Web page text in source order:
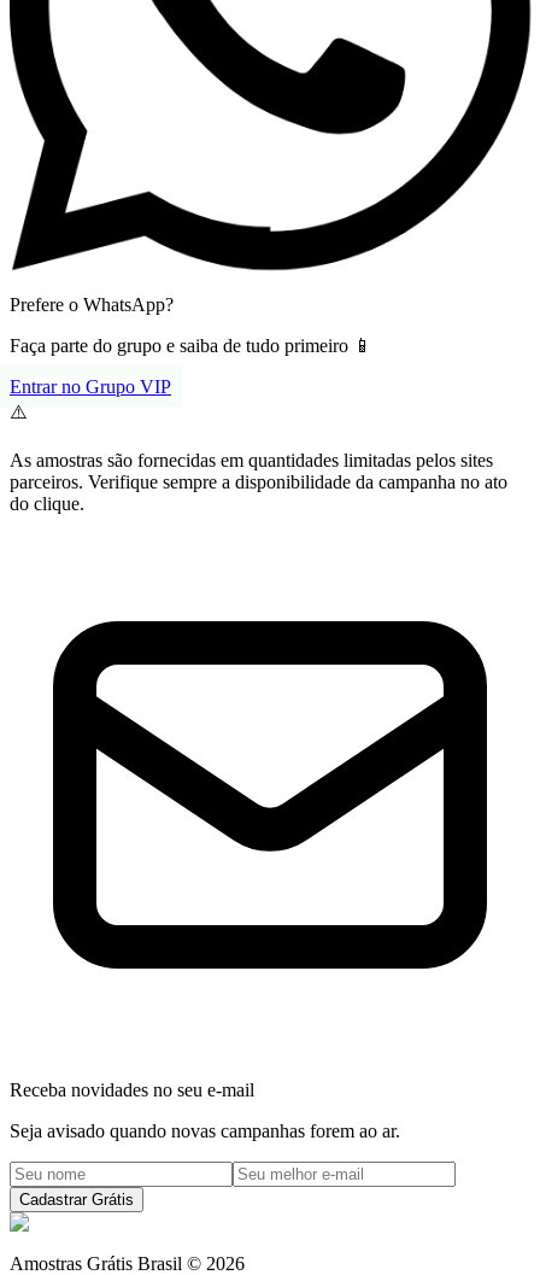
Prefere o WhatsApp?
Faça parte do grupo e saiba de tudo primeiro 📱
Entrar no Grupo VIP
⚠️
As amostras são fornecidas em quantidades limitadas pelos sites
parceiros. Verifique sempre a disponibilidade da campanha no ato
do clique.
Receba novidades no seu e-mail
Seja avisado quando novas campanhas forem ao ar.
Cadastrar Grátis
Amostras Grátis Brasil © 2026